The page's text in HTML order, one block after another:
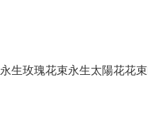
永生玫瑰花束永生太陽花花束